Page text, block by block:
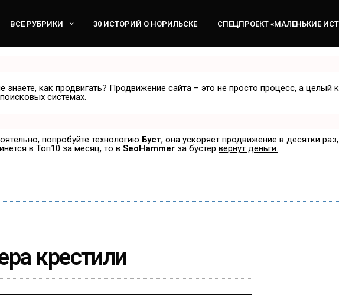
ВСЕ РУБРИКИ 30 ИСТОРИЙ О НОРИЛЬСКЕ СПЕЦПРОЕКТ «МАЛЕНЬКИЕ
знаете, как продвигать? Продвижение сайта – это не просто процесс, а целый
системах.
попробуйте технологию Буст, она ускоряет продвижение в десятки
в Топ10 за месяц, то в SeoHammer за бустер вернут деньги.
крестили